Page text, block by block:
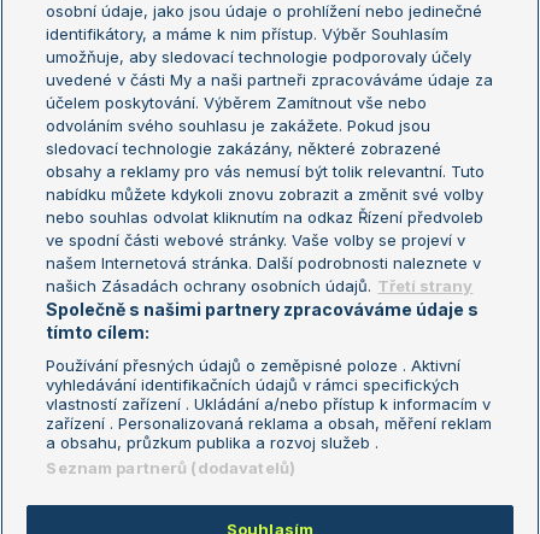
Žebříček WTA (ženy)
Sázkařský žebříček
French Open
Wimbledon
US Open
Turnaj mistrů
Turnaj mistryň
Aktualní trendy
Fotbalové přestupy
Livesport Daily
LS Prague Open
Podmínky užití
Nastavení soukromí
GDPR a žurnalistika
Reklama
Kontakt
Informace o zpracování osobních
údajů
osobní údaje, jako jsou údaje o prohlížení nebo jedinečné
identifikátory, a máme k nim přístup. Výběr Souhlasím
umožňuje, aby sledovací technologie podporovaly účely
uvedené v části My a naši partneři zpracováváme údaje za
účelem poskytování. Výběrem Zamítnout vše nebo
odvoláním svého souhlasu je zakážete. Pokud jsou
sledovací technologie zakázány, některé zobrazené
obsahy a reklamy pro vás nemusí být tolik relevantní. Tuto
nabídku můžete kdykoli znovu zobrazit a změnit své volby
nebo souhlas odvolat kliknutím na odkaz Řízení předvoleb
ve spodní části webové stránky. Vaše volby se projeví v
našem Internetová stránka. Další podrobnosti naleznete v
našich Zásadách ochrany osobních údajů. Třetí strany
Společně s našimi partnery zpracováváme údaje s
tímto cílem:
Používání přesných údajů o zeměpisné poloze . Aktivní
vyhledávání identifikačních údajů v rámci specifických
vlastností zařízení . Ukládání a/nebo přístup k informacím v
zařízení . Personalizovaná reklama a obsah, měření reklam
a obsahu, průzkum publika a rozvoj služeb .
Seznam partnerů (dodavatelů)
Souhlasím